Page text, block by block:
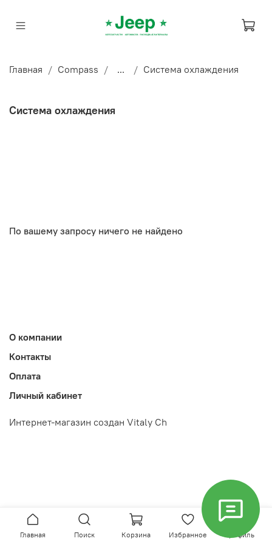
Главная Compass ... Система охлаждения
Система охлаждения
По вашему запросу ничего не найдено
О компании
Контакты
Оплата
Личный кабинет
Интернет-магазин создан Vitaly Ch
Главная Поиск Корзина Избранное Профиль